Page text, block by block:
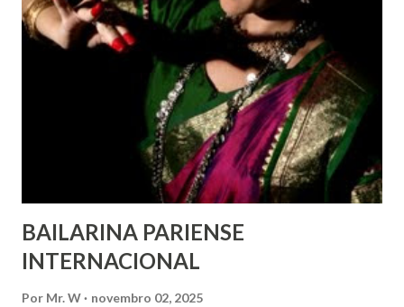
e de expressão, de reunião pacífica e de associação, e de
participar no governo (artigos 19, 20 e 21 da Declaração
Universal dos Direitos Humanos ) – têm estado no centro
das mudanças históricas no mundo árabe nos últimos dois
anos, em que milhões foram às ruas para exigir mudanças.
Em outras partes do mundo, os “99%” fizeram suas vozes
serem ouvidas através ...
BAILARINA PARIENSE
INTERNACIONAL
Por Mr. W novembro 02, 2025